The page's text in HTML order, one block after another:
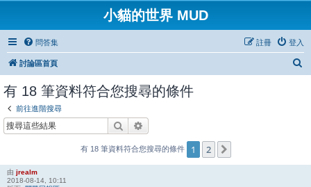
小貓的世界 MUD
問答集 登入
註冊
討論區首頁
有 18 筆資料符合您搜尋的條件
前往進階搜尋
搜尋
有 18 筆資料符合您搜尋的條件 1 2
由 jrealm
2018-08-14, 10:11